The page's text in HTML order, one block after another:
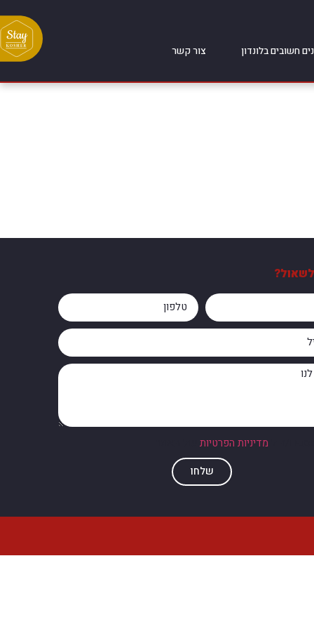
חשובים בלונדון צור קשר
מדיניות הפרטיותשל האתר
שלחו